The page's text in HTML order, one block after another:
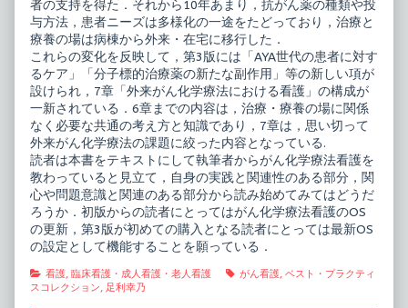
published
on
ア
ガ
イ
ド
3
版,
者の支持を得た．それから10年あまり，抗がん薬の種類や投
与方法，患者ニーズは多様化の一途をたどっており，治療と
療養の場は病棟から外来・在宅に移行した．
これらの変化を反映して，第3版には「AYA世代の患者に対す
るケア」「分子標的治療薬の新たな副作用」等の新しい項が
設けられ，7章「外来がん化学療法における看護」の構成が
一新されている．6章までの内容は，治療・療養の場に関係
なく必要な共通の考え方と知識であり，7章は，思い切って
外来がん化学療法の課題に絞った内容となっている.
読者は本書をテキストにして執筆者からがん化学療法看護を
教わっていると見立て，自身の実践と関連性のある部分，関
心や問題意識と関連のある部分から読み始めてみてはどうだ
ろうか．初版からの読者にとってはがん化学療法看護のOS
の更新，第3版が初めての購入となる読者にとっては最新OS
の設定として機能することを願っている．
Categories
看護, 臨床看護・成人看護・老人看護 Tags
がん看護, ベスト・プラクティ
スコレクション, 足利幸乃